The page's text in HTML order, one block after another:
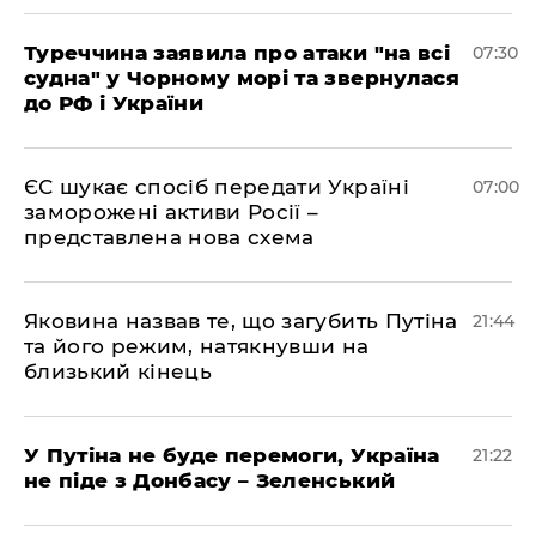
Туреччина заявила про атаки "на всі
судна" у Чорному морі та звернулася
до РФ і України
07:30
ЄС шукає спосіб передати Україні
заморожені активи Росії –
представлена ​​нова схема
07:00
Яковина назвав те, що загубить Путіна
та його режим, натякнувши на
близький кінець
21:44
У Путіна не буде перемоги, Україна
не піде з Донбасу – Зеленський
21:22